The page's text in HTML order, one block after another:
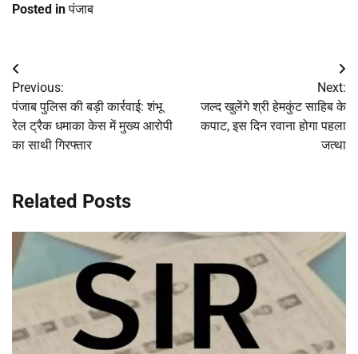
Posted inपंजाब
Post
navigation
Previous:
पंजाब पुलिस की बड़ी कार्रवाई: शंभू
रेल ट्रैक धमाका केस में मुख्य आरोपी
का साथी गिरफ्तार
Next:
जल्द खुलेंगे श्री हेमकुंट साहिब के
कपाट, इस दिन रवाना होगा पहला
जत्था
Related Posts